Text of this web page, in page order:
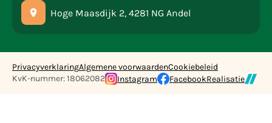
Hoge Maasdijk 2, 4281 NG Andel
PrivacyverklaringAlgemene voorwaardenCookiebeleid
KvK-nummer: 18062082
Instagram FacebookRealisatie